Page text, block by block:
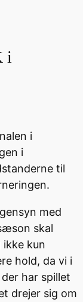
i
i
i
til
med
skal
ikke kun
hold, da vi i
har spillet
drejer sig om